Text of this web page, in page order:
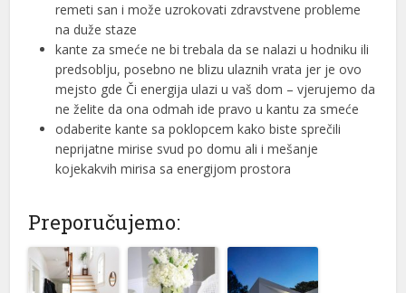
remeti san i može uzrokovati zdravstvene probleme
na duže staze
kante za smeće ne bi trebala da se nalazi u hodniku ili
predsoblju, posebno ne blizu ulaznih vrata jer je ovo
mejsto gde Či energija ulazi u vaš dom – vjerujemo da
ne želite da ona odmah ide pravo u kantu za smeće
odaberite kante sa poklopcem kako biste sprečili
neprijatne mirise svud po domu ali i mešanje
kojekakvih mirisa sa energijom prostora
Preporučujemo: